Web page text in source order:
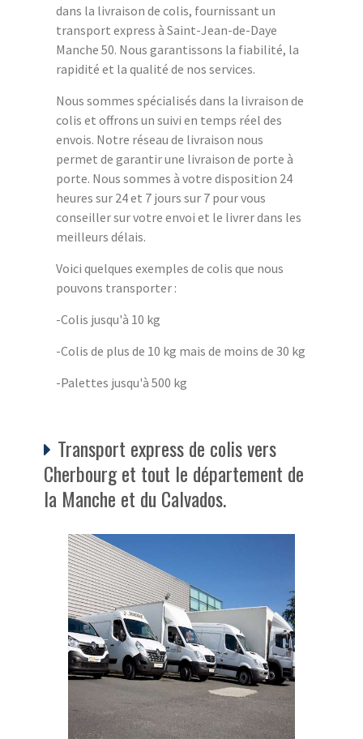
dans la livraison de colis, fournissant un
transport express à Saint-Jean-de-Daye
Manche 50. Nous garantissons la fiabilité, la
rapidité et la qualité de nos services.
Nous sommes spécialisés dans la livraison de
colis et offrons un suivi en temps réel des
envois. Notre réseau de livraison nous
permet de garantir une livraison de porte à
porte. Nous sommes à votre disposition 24
heures sur 24 et 7 jours sur 7 pour vous
conseiller sur votre envoi et le livrer dans les
meilleurs délais.
Voici quelques exemples de colis que nous
pouvons transporter :
-Colis jusqu'à 10 kg
-Colis de plus de 10 kg mais de moins de 30 kg
-Palettes jusqu'à 500 kg
Transport express de colis vers
Cherbourg et tout le département de
la Manche et du Calvados.